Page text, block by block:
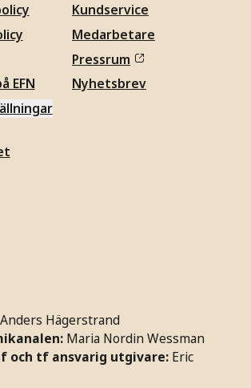
EFN
Kundservice
Medarbetare
Pressrum
Nyhetsbrev
Hägerstrand
Maria Nordin Wessman
och tf ansvarig utgivare: Eric